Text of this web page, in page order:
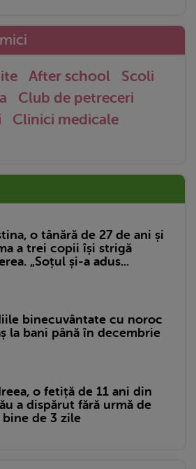
After school
Scoli
Club de petreceri
Clinici medicale
o tânără de 27 de ani și
a trei copii își strigă
„Soțul și-a adus...
binecuvântate cu noroc
la bani până în decembrie
o fetiță de 11 ani din
a dispărut fără urmă de
bine de 3 zile